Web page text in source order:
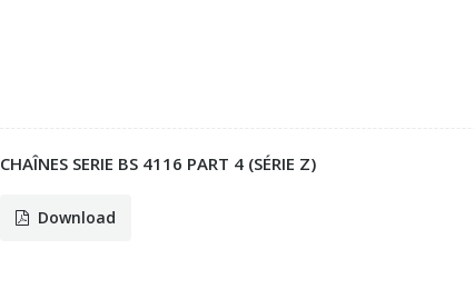
CHAÎNES SERIE BS 4116 PART 4 (SÉRIE Z)
Download